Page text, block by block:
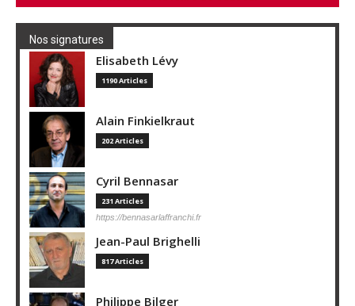
Nos signatures
Elisabeth Lévy
1190 Articles
Alain Finkielkraut
202 Articles
Cyril Bennasar
231 Articles
https://bennasarlaffranchi.fr
Jean-Paul Brighelli
817 Articles
Philippe Bilger